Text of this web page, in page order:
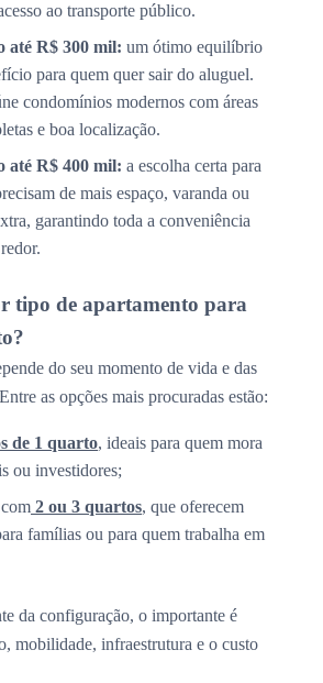
ao transporte público.
até R$ 300 mil: um ótimo equilíbrio
para quem quer sair do aluguel.
condomínios modernos com áreas
e boa localização.
até R$ 400 mil: a escolha certa para
de mais espaço, varanda ou
garantindo toda a conveniência
tipo de apartamento para
do seu momento de vida e das
as opções mais procuradas estão:
de 1 quarto, ideais para quem mora
ou investidores;
2 ou 3 quartos, que oferecem
famílias ou para quem trabalha em
da configuração, o importante é
mobilidade, infraestrutura e o custo